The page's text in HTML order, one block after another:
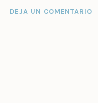
DEJA UN COMENTARIO